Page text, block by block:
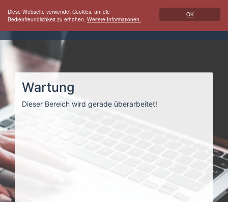
OK
Diese Webseite verwendet Cookies, um die
Bedienfreundlichkeit zu erhöhen. Weitere Informationen.
Wartung
Dieser Bereich wird gerade überarbeitet!